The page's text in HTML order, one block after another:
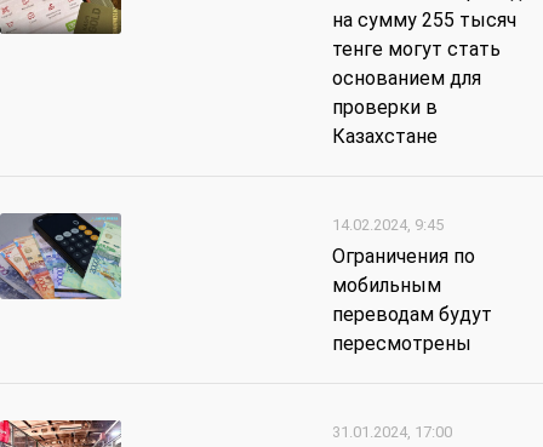
на сумму 255 тысяч
тенге могут стать
основанием для
проверки в
Казахстане
14.02.2024, 9:45
Ограничения по
мобильным
переводам будут
пересмотрены
31.01.2024, 17:00